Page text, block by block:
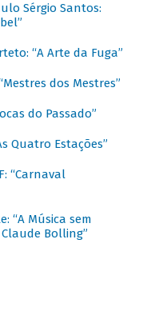
Sérgio Santos:
“A Arte da Fuga”
dos Mestres”
do Passado”
Quatro Estações”
“Carnaval
“A Música sem
Bolling”